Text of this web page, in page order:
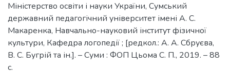
Міністерство освіти і науки України, Сумський
державний педагогічний університет імені А. С.
Макаренка, Навчально-науковий інститут фізичної
культури, Кафедра логопедії ; [редкол.: А. А. Сбруєва,
В. С. Бугрій та ін.]. – Суми : ФОП Цьома С. П., 2019. – 88
с.